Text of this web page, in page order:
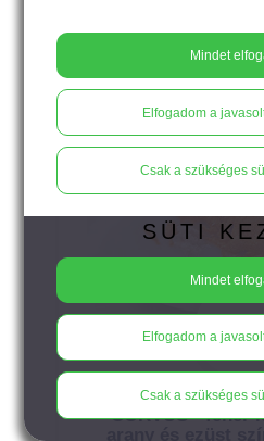
17.900
CORVUS - fehér
Mindet
Elfogadom a
Csak a szükséges
SÜTI
Mindet
Elfogadom a
Csak a szükséges